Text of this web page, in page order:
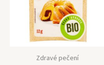
Zdravé pečení